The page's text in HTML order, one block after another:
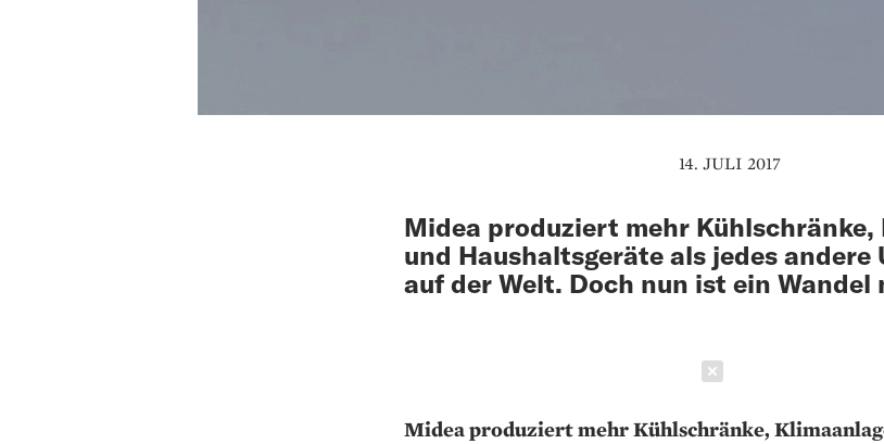
14. JULI 2017
Midea produziert mehr Kühlschränke,
und Haushaltsgeräte als jedes andere
auf der Welt. Doch nun ist ein Wandel
Midea produziert mehr Kühlschränke,